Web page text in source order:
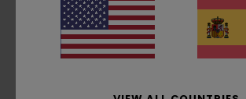
Bordado de la marca en el
Etiqueta lateral